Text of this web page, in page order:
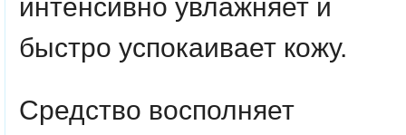
интенсивно увлажняет и
быстро успокаивает кожу.
Средство восполняет